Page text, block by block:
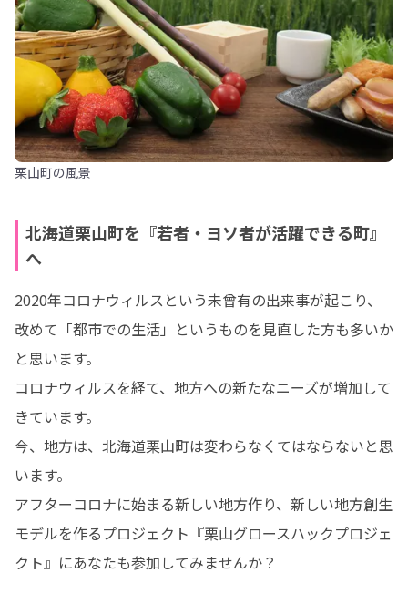
栗山町の風景
北海道栗山町を『若者・ヨソ者が活躍できる町』
へ
2020年コロナウィルスという未曾有の出来事が起こり、
改めて「都市での生活」というものを見直した方も多いか
と思います。
コロナウィルスを経て、地方への新たなニーズが増加して
きています。
今、地方は、北海道栗山町は変わらなくてはならないと思
います。
アフターコロナに始まる新しい地方作り、新しい地方創生
モデルを作るプロジェクト『栗山グロースハックプロジェ
クト』にあなたも参加してみませんか？